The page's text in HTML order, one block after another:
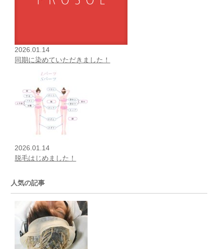
2026.01.14
同期に染めていただきました！
2026.01.14
脱毛はじめました！
人気の記事